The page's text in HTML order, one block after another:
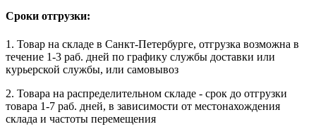
Сроки отгрузки:
1. Товар на складе в Санкт-Петербурге, отгрузка возможна в
течение 1-3 раб. дней по графику службы доставки или
курьерской службы, или самовывоз
2. Товара на распределительном складе - срок до отгрузки
товара 1-7 раб. дней, в зависимости от местонахождения
склада и частоты перемещения